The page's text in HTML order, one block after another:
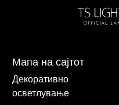
Мапа на сајтот
Декоративно
осветлување